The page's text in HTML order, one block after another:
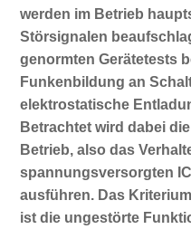
werden im Betrieb
Störsignalen
genormten Gerätetests
Funkenbildung an
elektrostatische
Betrachtet wird dabei
Betrieb, also das
spannungsversorgten
ausführen. Das
ist die ungestörte